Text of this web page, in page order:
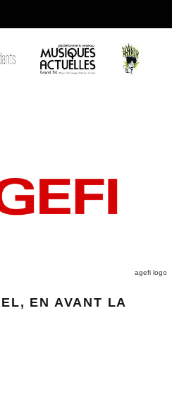
agefi logo
EN AVANT LA